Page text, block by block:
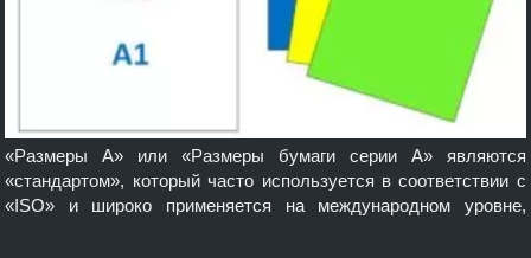
«Размеры A» или «Размеры бумаги серии A» являются
«стандартом», который часто используется в соответствии с
«ISO» и широко применяется на международном уровне,